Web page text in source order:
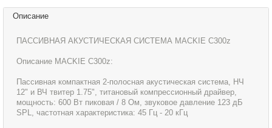
Описание
ПАССИВНАЯ АКУСТИЧЕСКАЯ СИСТЕМА MACKIE C300z
Описание MACKIE C300z:
Пассивная компактная 2-полосная акустическая система, НЧ
12" и ВЧ твитер 1.75", титановый компрессионный драйвер,
мощность: 600 Вт пиковая / 8 Ом, звуковое давление 123 дБ
SPL, частотная характеристика: 45 Гц - 20 кГц